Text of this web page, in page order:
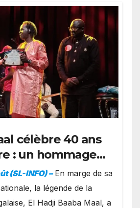
célèbre 40 ans
: un hommage
à Oslo en
de la famille
(SL-INFO) – ​En marge de sa
la légende de la
El Hadji Baaba Maal, a